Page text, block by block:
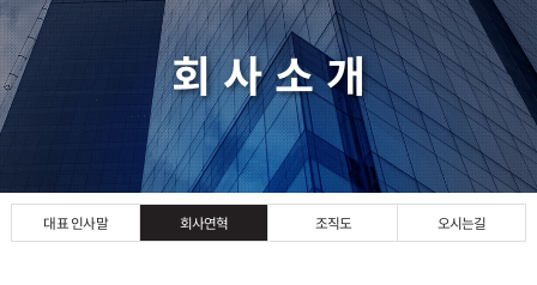
회 사 소 개
대표 인사말 회사연혁 조직도 오시는길